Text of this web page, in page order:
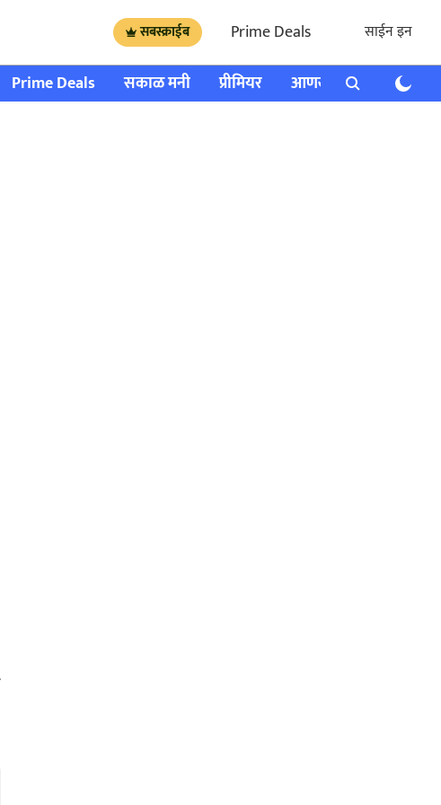
सबस्क्राईब Prime Deals साईन इन
Prime Deals सकाळ मनी प्रीमियर आणखी राशी भविष्य